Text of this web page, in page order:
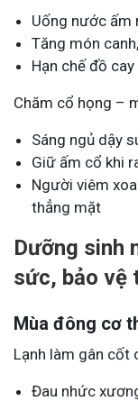
Uống nước ấm
Tăng món
Hạn chế đồ
Chăm cổ họng –
Sáng ngủ dậy
Giữ ấm cổ khi
Người viêm
thẳng mặt
Dưỡng sinh
sức, bảo vệ
Mùa đông cơ
Lạnh làm gân cốt
Đau nhức